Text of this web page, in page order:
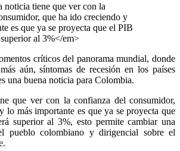
noticia tiene que ver con la
que ha ido creciendo y
es que ya se proyecta que el PIB
al 3%</em>
críticos del panorama mundial, donde
aún, síntomas de recesión en los países
una buena noticia para Colombia.
que ver con la confianza del consumidor,
lo más importante es que ya se proyecta que
superior al 3%, esto permite cambiar una
pueblo colombiano y dirigencial sobre el